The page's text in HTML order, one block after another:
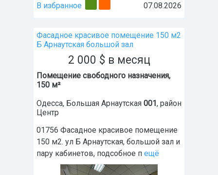
В избранное 07.08.2026
Фасадное красивое помещение 150 м2
Б Арнаутская большой зал
2 000 $ в месяц
Помещение свободного назначения,
150 м²
Одесса, Большая Арнаутская 001, район
Центр
01756 Фасадное красивое помещение
150 м2. ул Б Арнаутская, большой зал и
пару кабинетов, подсобное п ещё